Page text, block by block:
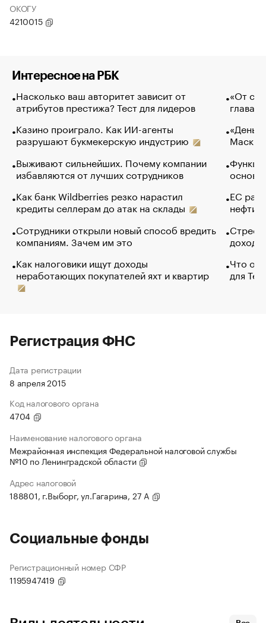
ОКОГУ
4210015
Интересное на РБК
Насколько ваш авторитет зависит от
атрибутов престижа? Тест для лидеров
Казино проиграло. Как ИИ-агенты
разрушают букмекерскую индустрию
Выживают сильнейших. Почему компании
избавляются от лучших сотрудников
Как банк Wildberries резко нарастил
кредиты селлерам до атак на склады
Сотрудники открыли новый способ вредить
компаниям. Зачем им это
Как налоговики ищут доходы
неработающих покупателей яхт и квартир
«От
глава
Маск в
основ
ЕС
нефти
Что
для
Регистрация ФНС
Дата регистрации
8 апреля 2015
Код налогового органа
4704
Наименование налогового органа
Межрайонная инспекция Федеральной налоговой службы
№10 по Ленинградской области
Адрес налоговой
188801, г.Выборг, ул.Гагарина, 27 А
Социальные фонды
Регистрационный номер СФР
1195947419